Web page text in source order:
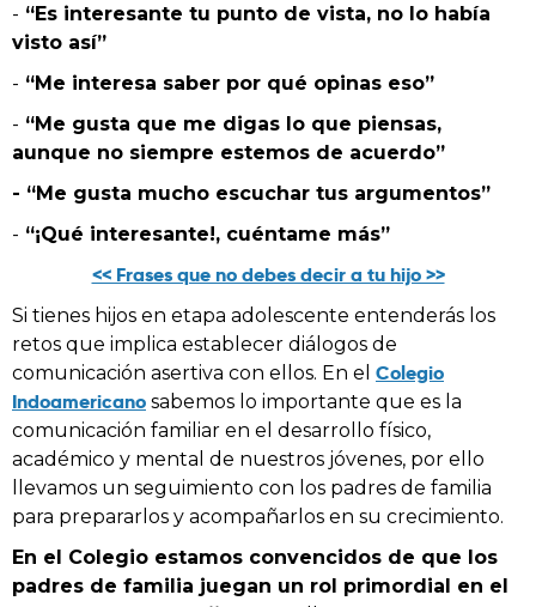
- “Es interesante tu punto de vista, no lo había
visto así”
- “Me interesa saber por qué opinas eso”
- “Me gusta que me digas lo que piensas,
aunque no siempre estemos de acuerdo”
- “Me gusta mucho escuchar tus argumentos”
- “¡Qué interesante!, cuéntame más”
<< Frases que no debes decir a tu hijo >>
Si tienes hijos en etapa adolescente entenderás los
retos que implica establecer diálogos de
comunicación asertiva con ellos. En el Colegio
Indoamericano sabemos lo importante que es la
comunicación familiar en el desarrollo físico,
académico y mental de nuestros jóvenes, por ello
llevamos un seguimiento con los padres de familia
para prepararlos y acompañarlos en su crecimiento.
En el Colegio estamos convencidos de que los
padres de familia juegan un rol primordial en el